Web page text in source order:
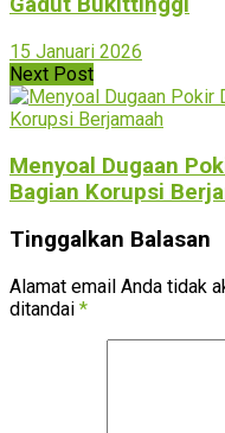
15 Januari 2026
Next Post
Menyoal Dugaan
Bagian Korupsi
Tinggalkan Balasan
Alamat email Anda tidak
ditandai *